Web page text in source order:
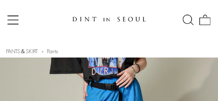
PANTS＆SKIRT Pants